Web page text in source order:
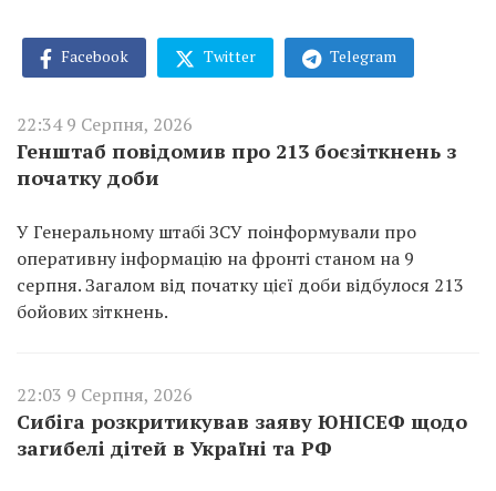
Facebook Twitter Telegram
22:34 9 Серпня, 2026
Генштаб повідомив про 213 боєзіткнень з
початку доби
У Генеральному штабі ЗСУ поінформували про
оперативну інформацію на фронті станом на 9
серпня. Загалом від початку цієї доби відбулося 213
бойових зіткнень.
22:03 9 Серпня, 2026
Сибіга розкритикував заяву ЮНІСЕФ щодо
загибелі дітей в Україні та РФ